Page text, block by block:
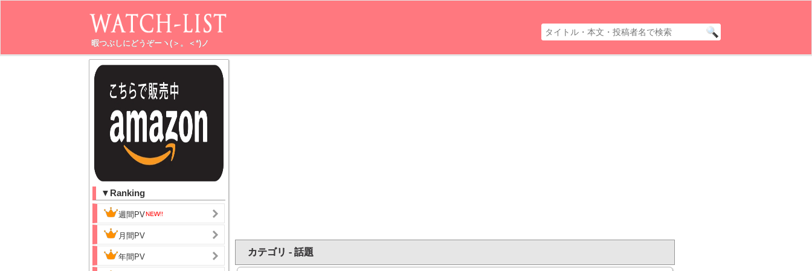
暇つぶしにどうぞーヽ(＞。＜*)ノ
▼Ranking
週間PV
月間PV
年間PV カテゴリ - 話題